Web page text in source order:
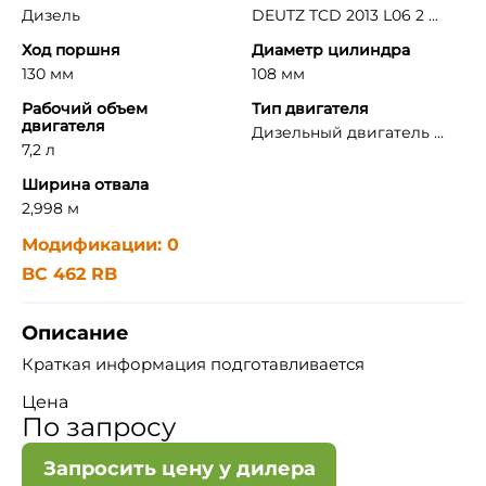
Дизель
DEUTZ TCD 2013 L06 2 ...
Ход поршня
130 мм
Диаметр цилиндра
108 мм
Рабочий объем
двигателя
7,2 л
Тип двигателя
Дизельный двигатель ...
Ширина отвала
2,998 м
Модификации: 0
BC 462 RB
Описание
Краткая информация подготавливается
Цена
По запросу
Запросить цену у дилера